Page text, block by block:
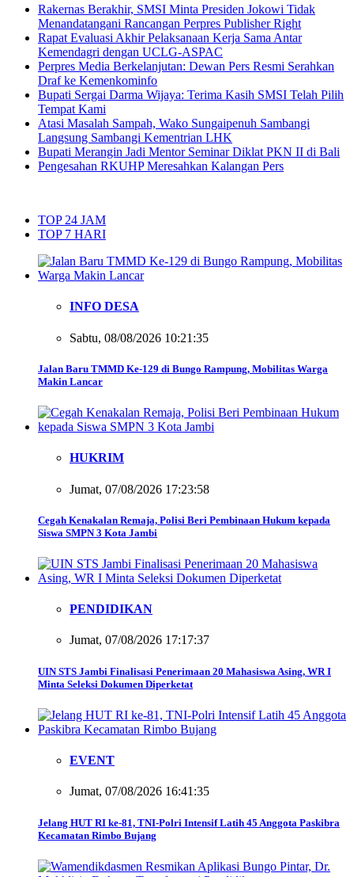
Rakernas Berakhir, SMSI Minta Presiden Jokowi Tidak
Menandatangani Rancangan Perpres Publisher Right
Rapat Evaluasi Akhir Pelaksanaan Kerja Sama Antar
Kemendagri dengan UCLG-ASPAC
Perpres Media Berkelanjutan: Dewan Pers Resmi Serahkan
Draf ke Kemenkominfo
Bupati Sergai Darma Wijaya: Terima Kasih SMSI Telah Pilih
Tempat Kami
Atasi Masalah Sampah, Wako Sungaipenuh Sambangi
Langsung Sambangi Kementrian LHK
Bupati Merangin Jadi Mentor Seminar Diklat PKN II di Bali
Pengesahan RKUHP Meresahkan Kalangan Pers
TOP 24 JAM
TOP 7 HARI
INFO DESA
Sabtu, 08/08/2026 10:21:35
Jalan Baru TMMD Ke-129 di Bungo Rampung, Mobilitas Warga
Makin Lancar
HUKRIM
Jumat, 07/08/2026 17:23:58
Cegah Kenakalan Remaja, Polisi Beri Pembinaan Hukum kepada
Siswa SMPN 3 Kota Jambi
PENDIDIKAN
Jumat, 07/08/2026 17:17:37
UIN STS Jambi Finalisasi Penerimaan 20 Mahasiswa Asing, WR I
Minta Seleksi Dokumen Diperketat
EVENT
Jumat, 07/08/2026 16:41:35
Jelang HUT RI ke-81, TNI-Polri Intensif Latih 45 Anggota Paskibra
Kecamatan Rimbo Bujang